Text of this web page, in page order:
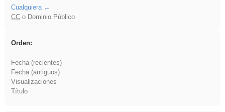
Cualquiera
CCo Dominio Público
Orden:
Fecha (recientes)
Fecha (antiguos)
Visualizaciones
Título